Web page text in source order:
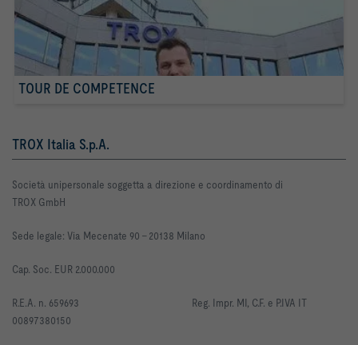
TOUR DE COMPETENCE
TROX Italia S.p.A.
Società unipersonale soggetta a direzione e coordinamento di
TROX GmbH
Sede legale: Via Mecenate 90 -20138 Milano
Cap. Soc. EUR 2.000.000
R.E.A. n. 659693 Reg. Impr. MI, C.F. e P.IVA IT
00897380150